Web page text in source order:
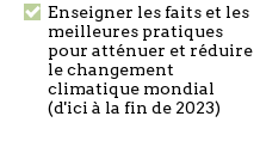
Enseigner les faits et les
meilleures pratiques
pour atténuer et réduire
le changement
climatique mondial
(d'ici à la fin de 2023)